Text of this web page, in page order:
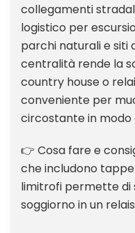
collegamenti
logistico per
parchi naturali e siti
centralità rende la
country house o
conveniente per
circostante in modo
👉 Cosa fare e
che includono
limitrofi permette di
soggiorno in un